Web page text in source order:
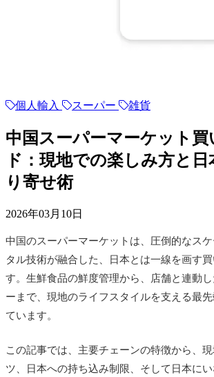
個人輸入 スーパー 雑貨
中国スーパーマーケット買
ド：現地での楽しみ方と
り寄せ術
2026年03月10日
中国のスーパーマーケットは、圧倒的なス
タル技術が融合した、日本とは一線を画す
す。生鮮食品の鮮度管理から、店舗と連動
ーまで、現地のライフスタイルを支える最
ています。
この記事では、主要チェーンの特徴から、
ツ、日本への持ち込み制限、そして日本に